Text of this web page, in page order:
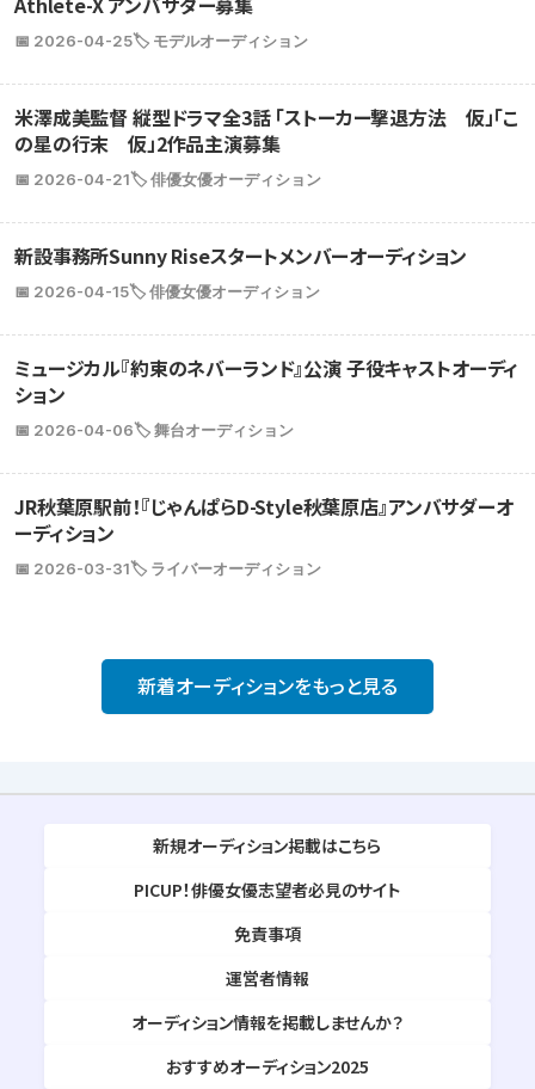
📅 2026-04-25🏷️ モデルオーディション
米澤成美監督 縦型ドラマ全3話 「ストーカー撃退方法 仮」「こ
の星の行末 仮」2作品主演募集
📅 2026-04-21🏷️ 俳優女優オーディション
新設事務所Sunny Riseスタートメンバーオーディション
📅 2026-04-15🏷️ 俳優女優オーディション
ミュージカル『約束のネバーランド』公演 子役キャストオーディ
ション
📅 2026-04-06🏷️ 舞台オーディション
JR秋葉原駅前！『じゃんぱらD-Style秋葉原店』アンバサダーオ
ーディション
📅 2026-03-31🏷️ ライバーオーディション
新着オーディションをもっと見る
新規オーディション掲載はこちら
PICUP！俳優女優志望者必見のサイト
免責事項
運営者情報
オーディション情報を掲載しませんか？
おすすめオーディション2025